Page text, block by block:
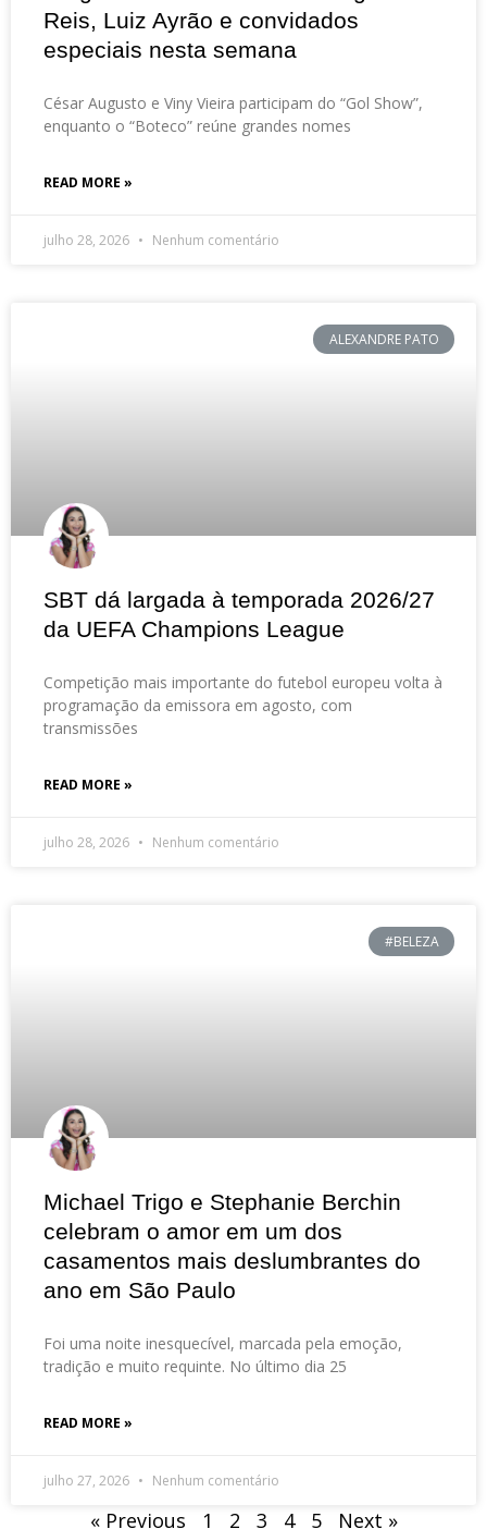
Reis, Luiz Ayrão e convidados
especiais nesta semana
César Augusto e Viny Vieira participam do “Gol Show”,
enquanto o “Boteco” reúne grandes nomes
READ MORE »
julho 28, 2026 Nenhum comentário
ALEXANDRE PATO
SBT dá largada à temporada 2026/27
da UEFA Champions League
Competição mais importante do futebol europeu volta à
programação da emissora em agosto, com
transmissões
READ MORE »
julho 28, 2026 Nenhum comentário
#BELEZA
Michael Trigo e Stephanie Berchin
celebram o amor em um dos
casamentos mais deslumbrantes do
ano em São Paulo
Foi uma noite inesquecível, marcada pela emoção,
tradição e muito requinte. No último dia 25
READ MORE »
julho 27, 2026 Nenhum comentário
« Previous 1 2 3 4 5 Next »